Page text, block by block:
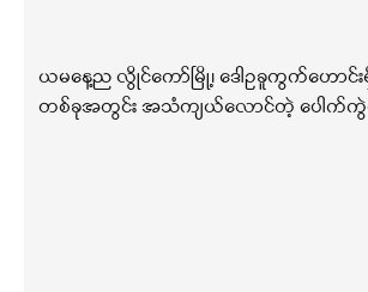
ယမနေ့ည လွိုင်ကော်မြို့၊ ဒေါဥခူကွက်ဟောင်း
တစ်ခုအတွင်း အသံကျယ်လောင်တဲ့ ပေါက်ကွဲ